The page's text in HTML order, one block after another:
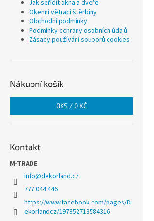
Jak seřídit okna a dveře
Okenní větrací štěrbiny
Obchodní podmínky
Podmínky ochrany osobních údajů
Zásady používání souborů cookies
Nákupní košík
0KS / 0 KČ
Kontakt
M-TRADE
info@dekorland.cz
777 044 446
https://www.facebook.com/pages/D
ekorlandcz/197852713584316